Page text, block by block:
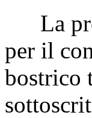
La
per il
bostrico